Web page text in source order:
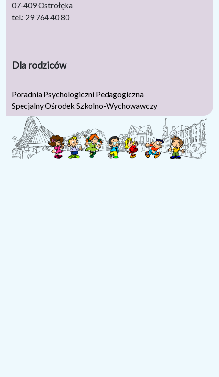
07-409 Ostrołęka
tel.: 29 764 40 80
Dla rodziców
Poradnia Psychologiczni Pedagogiczna
Specjalny Ośrodek Szkolno-Wychowawczy